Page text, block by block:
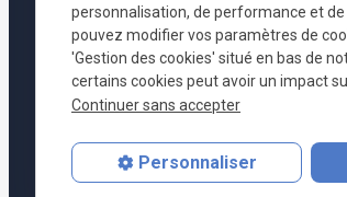
Coordonnées
personnalisation, de performance et
pouvez modifier vos paramètres de
'Gestion des cookies' situé en bas de
certains cookies peut avoir un impact
Continuer sans accepter
Personnaliser